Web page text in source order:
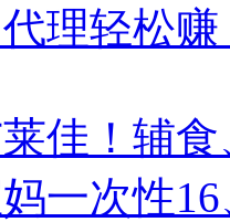
理轻松赚
佳！辅
一次性